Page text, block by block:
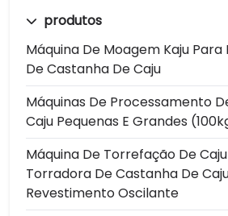
produtos
Máquina De Moagem Kaju
De Castanha De Caju
Máquinas De Processamento
Caju Pequenas E Grandes
Máquina De Torrefação De
Torradora De Castanha De
Revestimento Oscilante